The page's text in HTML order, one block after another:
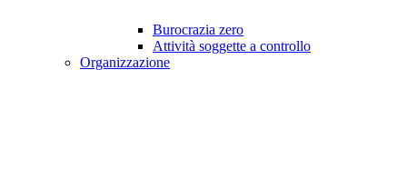
Burocrazia zero
Attività soggette a controllo
Organizzazione